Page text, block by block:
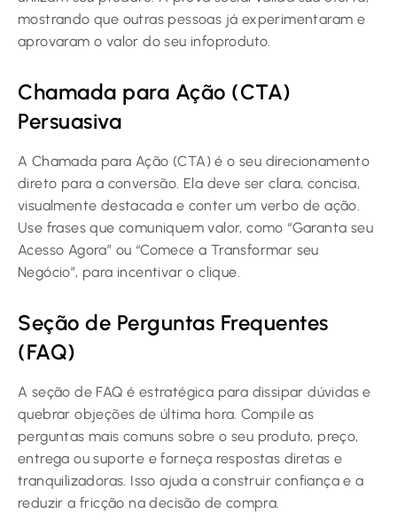
mostrando que outras pessoas já experimentaram e
aprovaram o valor do seu infoproduto.
Chamada para Ação (CTA)
Persuasiva
A Chamada para Ação (CTA) é o seu direcionamento
direto para a conversão. Ela deve ser clara, concisa,
visualmente destacada e conter um verbo de ação.
Use frases que comuniquem valor, como “Garanta seu
Acesso Agora” ou “Comece a Transformar seu
Negócio”, para incentivar o clique.
Seção de Perguntas Frequentes
(FAQ)
A seção de FAQ é estratégica para dissipar dúvidas e
quebrar objeções de última hora. Compile as
perguntas mais comuns sobre o seu produto, preço,
entrega ou suporte e forneça respostas diretas e
tranquilizadoras. Isso ajuda a construir confiança e a
reduzir a fricção na decisão de compra.